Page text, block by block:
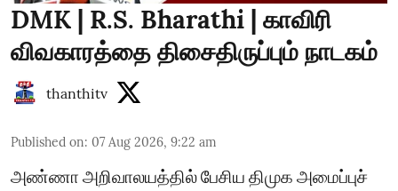
DMK | R.S. Bharathi | காவிரி
விவகாரத்தை திசைதிருப்பும் நாடகம்
thanthitv
Published on: 07 Aug 2026, 9:22 am
அண்ணா அறிவாலயத்தில் பேசிய திமுக அமைப்புச்